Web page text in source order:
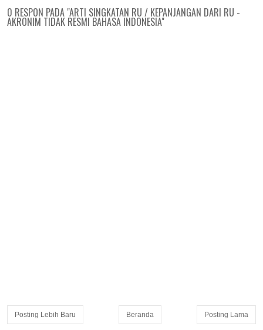
0 RESPON PADA "ARTI SINGKATAN RU / KEPANJANGAN DARI RU -
AKRONIM TIDAK RESMI BAHASA INDONESIA"
Posting Lebih Baru Posting Lama
Beranda